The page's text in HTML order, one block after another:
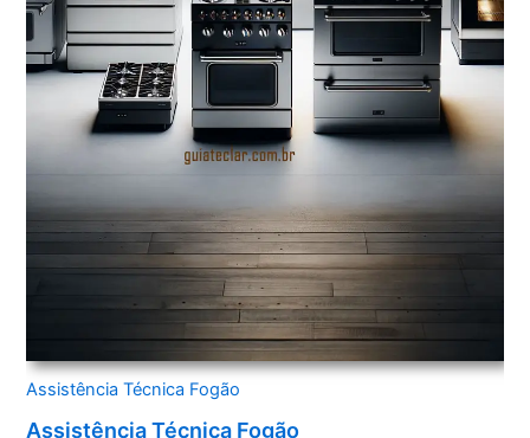
Assistência Técnica Fogão
Assistência Técnica Fogão